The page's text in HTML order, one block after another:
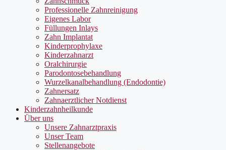
Professionelle Zahnreinigung
Eigenes Labor
Füllungen Inlays
Zahn Implantat
Kinderprophylaxe
Kinderzahnarzt
Oralchirurgie
Parodontosebehandlung
Wurzelkanalbehandlung (Endodontie)
Zahnersatz
Zahnaerztlicher Notdienst
Kinderzahnheilkunde
Über uns
Unsere Zahnarztpraxis
Unser Team
Stellenangebote